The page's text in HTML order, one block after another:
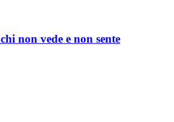
non vede e non sente